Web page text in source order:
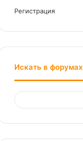
Регистрация
Искать в форумах